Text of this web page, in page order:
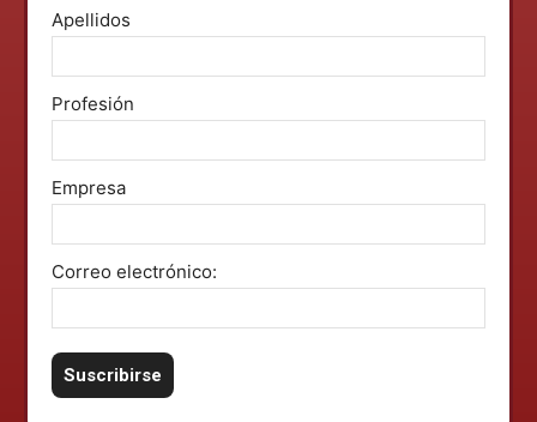
Apellidos
Profesión
Empresa
Correo electrónico: